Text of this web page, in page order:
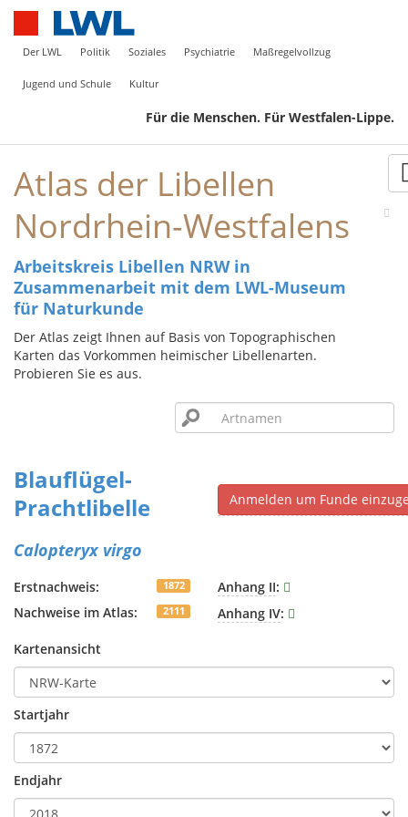
Der LWL Politik Soziales Psychiatrie Maßregelvollzug
Jugend und Schule Kultur
Für die Menschen. Für Westfalen-Lippe.
Atlas der Libellen
Nordrhein-Westfalens
Arbeitskreis Libellen NRW in
Zusammenarbeit mit dem LWL-Museum
für Naturkunde
Der Atlas zeigt Ihnen auf Basis von Topographischen
Karten das Vorkommen heimischer Libellenarten.
Probieren Sie es aus.
Blauflügel-
Prachtlibelle
Anmelden um Funde
Calopteryx virgo
Erstnachweis: 1872
Nachweise im Atlas: 2111
Anhang II:
Anhang IV:
Kartenansicht
Startjahr
Endjahr